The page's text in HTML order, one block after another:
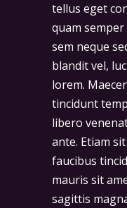
tellus eget
quam
sem neque
blandit vel,
lorem.
tincidunt
libero
ante. Etiam
faucibus
mauris sit
sagittis